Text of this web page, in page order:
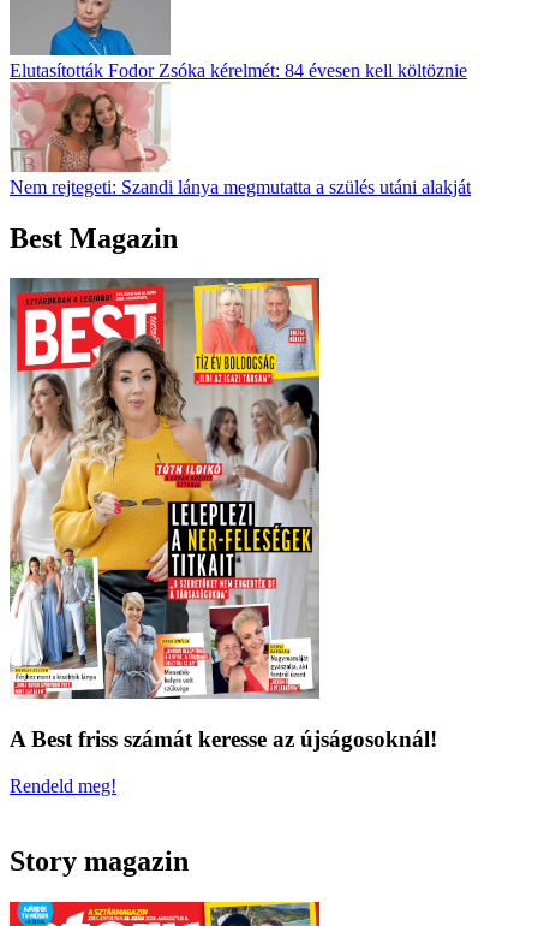
Elutasították Fodor Zsóka kérelmét: 84 évesen kell költöznie
Nem rejtegeti: Szandi lánya megmutatta a szülés utáni alakját
Best Magazin
A Best friss számát keresse az újságosoknál!
Rendeld meg!
Story magazin